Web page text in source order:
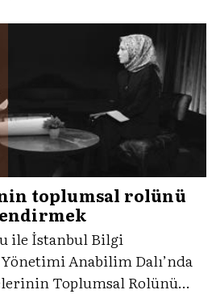
Müziği Fandomu Üzerine
lisans tezini konuştuk.
toplumsal rolünü
ile İstanbul Bilgi
Anabilim Dalı’nda
Toplumsal Rolünü